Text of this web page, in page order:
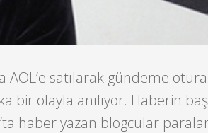
AOL’e satılarak gündeme
bir olayla anılıyor. Haberin
haber yazan blogcular